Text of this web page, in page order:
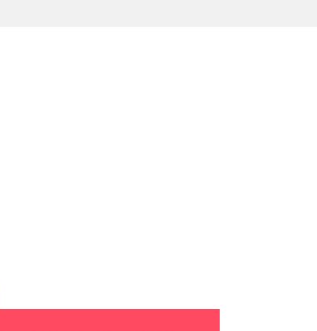
Nullpunkt-
fahren